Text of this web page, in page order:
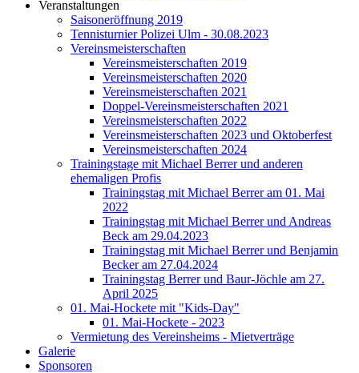
Veranstaltungen
Saisoneröffnung 2019
Tennisturnier Polizei Ulm - 30.08.2023
Vereinsmeisterschaften
Vereinsmeisterschaften 2019
Vereinsmeisterschaften 2020
Vereinsmeisterschaften 2021
Doppel-Vereinsmeisterschaften 2021
Vereinsmeisterschaften 2022
Vereinsmeisterschaften 2023 und Oktoberfest
Vereinsmeisterschaften 2024
Trainingstage mit Michael Berrer und anderen
ehemaligen Profis
Trainingstag mit Michael Berrer am 01. Mai
2022
Trainingstag mit Michael Berrer und Andreas
Beck am 29.04.2023
Trainingstag mit Michael Berrer und Benjamin
Becker am 27.04.2024
Trainingstag Berrer und Baur-Jöchle am 27.
April 2025
01. Mai-Hockete mit "Kids-Day"
01. Mai-Hockete - 2023
Vermietung des Vereinsheims - Mietverträge
Galerie
Sponsoren